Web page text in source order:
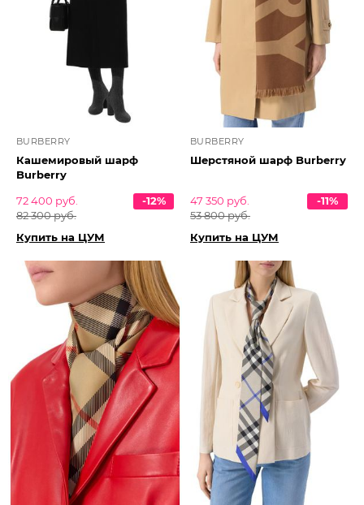
BURBERRY
Кашемировый шарф
Burberry
72 400 руб.
82 300 руб.
-12%
Купить на ЦУМ
BURBERRY
Шерстяной шарф Burberry
47 350 руб.
53 800 руб.
-11%
Купить на ЦУМ